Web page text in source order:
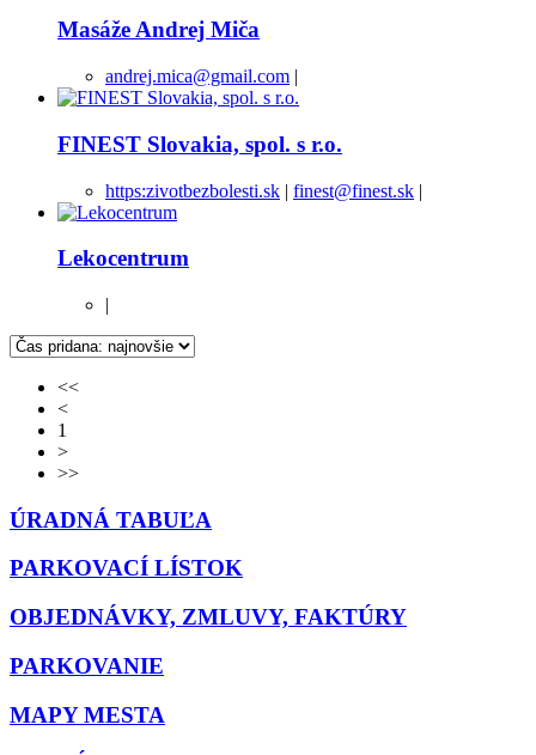
Masáže Andrej Miča
andrej.mica@gmail.com |
FINEST Slovakia, spol. s r.o.
https:zivotbezbolesti.sk | finest@finest.sk |
Lekocentrum
|
<<
<
1
>
>>
ÚRADNÁ TABUĽA
PARKOVACÍ LÍSTOK
OBJEDNÁVKY, ZMLUVY, FAKTÚRY
PARKOVANIE
MAPY MESTA